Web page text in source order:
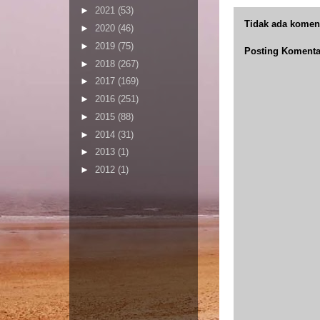
Tidak ada
Posting
► 2021 (53)
► 2020 (46)
► 2019 (75)
► 2018 (267)
► 2017 (169)
► 2016 (251)
► 2015 (88)
► 2014 (31)
► 2013 (1)
► 2012 (1)